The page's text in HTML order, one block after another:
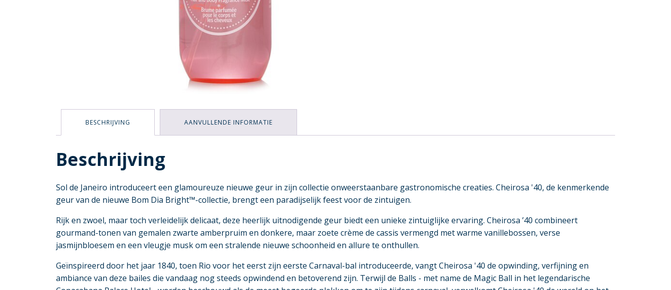
BESCHRIJVING AANVULLENDE INFORMATIE
Beschrijving
Sol de Janeiro introduceert een glamoureuze nieuwe geur in zijn collectie onweerstaanbare gastronomische creaties. Cheirosa '40, de kenmerkende
geur van de nieuwe Bom Dia Bright™-collectie, brengt een paradijselijk feest voor de zintuigen.
Rijk en zwoel, maar toch verleidelijk delicaat, deze heerlijk uitnodigende geur biedt een unieke zintuiglijke ervaring. Cheirosa ’40 combineert
gourmand-tonen van gemalen zwarte amberpruim en donkere, maar zoete crème de cassis vermengd met warme vanillebossen, verse
jasmijnbloesem en een vleugje musk om een stralende nieuwe schoonheid en allure te onthullen.
Geïnspireerd door het jaar 1840, toen Rio voor het eerst zijn eerste Carnaval-bal introduceerde, vangt Cheirosa '40 de opwinding, verfijning en
ambiance van deze bailes die vandaag nog steeds opwindend en betoverend zijn. Terwijl de Balls - met name de Magic Ball in het legendarische